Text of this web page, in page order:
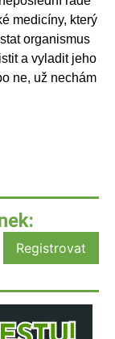
medicíny, který
organismus
a vyladit jeho
ne, už nechám